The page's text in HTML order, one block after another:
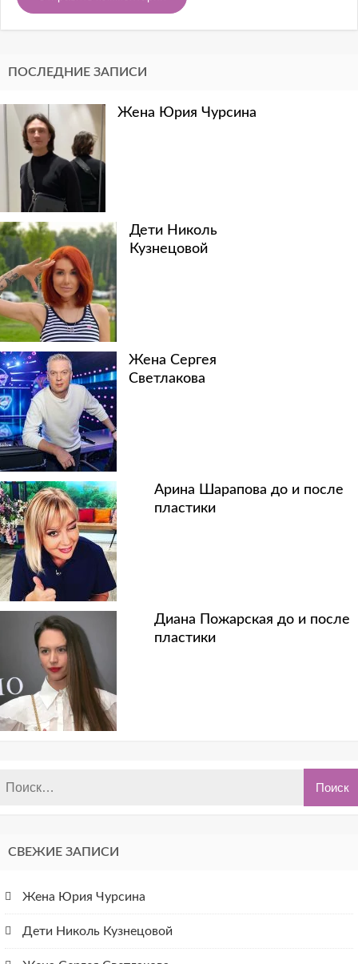
ПОСЛЕДНИЕ ЗАПИСИ
Жена Юрия Чурсина
Дети Николь
Кузнецовой
Жена Сергея
Светлакова
Арина Шарапова до и после
пластики
Диана Пожарская до и после
пластики
СВЕЖИЕ ЗАПИСИ
Жена Юрия Чурсина
Дети Николь Кузнецовой